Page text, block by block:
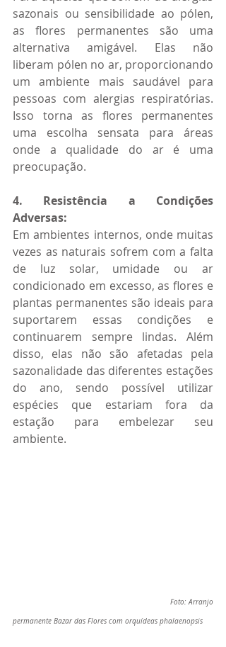
sazonais ou sensibilidade ao pólen,
as flores permanentes são uma
alternativa amigável. Elas não
liberam pólen no ar, proporcionando
um ambiente mais saudável para
pessoas com alergias respiratórias.
Isso torna as flores permanentes
uma escolha sensata para áreas
onde a qualidade do ar é uma
preocupação.
4. Resistência a Condições
Adversas:
Em ambientes internos, onde muitas
vezes as naturais sofrem com a falta
de luz solar, umidade ou ar
condicionado em excesso, as flores e
plantas permanentes são ideais para
suportarem essas condições e
continuarem sempre lindas. Além
disso, elas não são afetadas pela
sazonalidade das diferentes estações
do ano, sendo possível utilizar
espécies que estariam fora da
estação para embelezar seu
ambiente.
                                  Foto: Arranjo
permanente Bazar das Flores com orquídeas phalaenopsis